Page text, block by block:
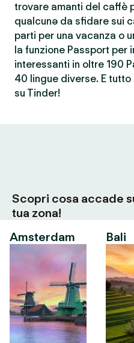
trovare amanti del caffè
qualcunə da sfidare sui
parti per una vacanza o
la funzione Passport per
interessanti in oltre 190
40 lingue diverse. E
su Tinder!
Scopri cosa accade
tua zona!
Amsterdam
Bali